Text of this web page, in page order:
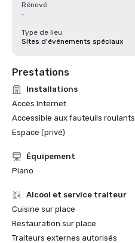
Rénové
-
Type de lieu
Sites d'événements spéciaux
Prestations
Installations
Accès Internet
Accessible aux fauteuils roulants
Espace (privé)
Équipement
Piano
Alcool et service traiteur
Cuisine sur place
Restauration sur place
Traiteurs externes autorisés